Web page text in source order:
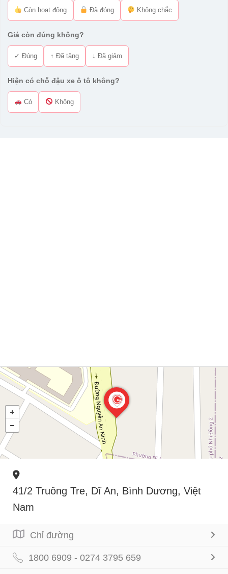
Còn hoạt động Đã đóng Không chắc
Giá còn đúng không?
✓ Đúng ↑ Đã tăng ↓ Đã giảm
Hiện có chỗ đậu xe ô tô không?
Có Không
41/2 Truông Tre, Dĩ An, Bình Dương, Việt
Nam
Chỉ đường
1800 6909 - 0274 3795 659